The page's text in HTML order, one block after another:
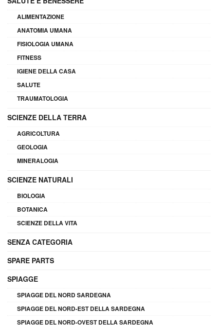
ALIMENTAZIONE
ANATOMIA UMANA
FISIOLOGIA UMANA
FITNESS
IGIENE DELLA CASA
SALUTE
TRAUMATOLOGIA
SCIENZE DELLA TERRA
AGRICOLTURA
GEOLOGIA
MINERALOGIA
SCIENZE NATURALI
BIOLOGIA
BOTANICA
SCIENZE DELLA VITA
SENZA CATEGORIA
SPARE PARTS
SPIAGGE
SPIAGGE DEL NORD SARDEGNA
SPIAGGE DEL NORD-EST DELLA SARDEGNA
SPIAGGE DEL NORD-OVEST DELLA SARDEGNA